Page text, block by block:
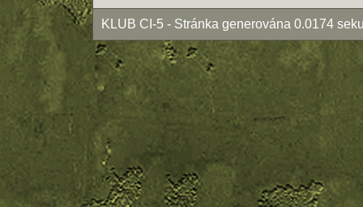
KLUB CI-5 - Stránka generována 0.0174